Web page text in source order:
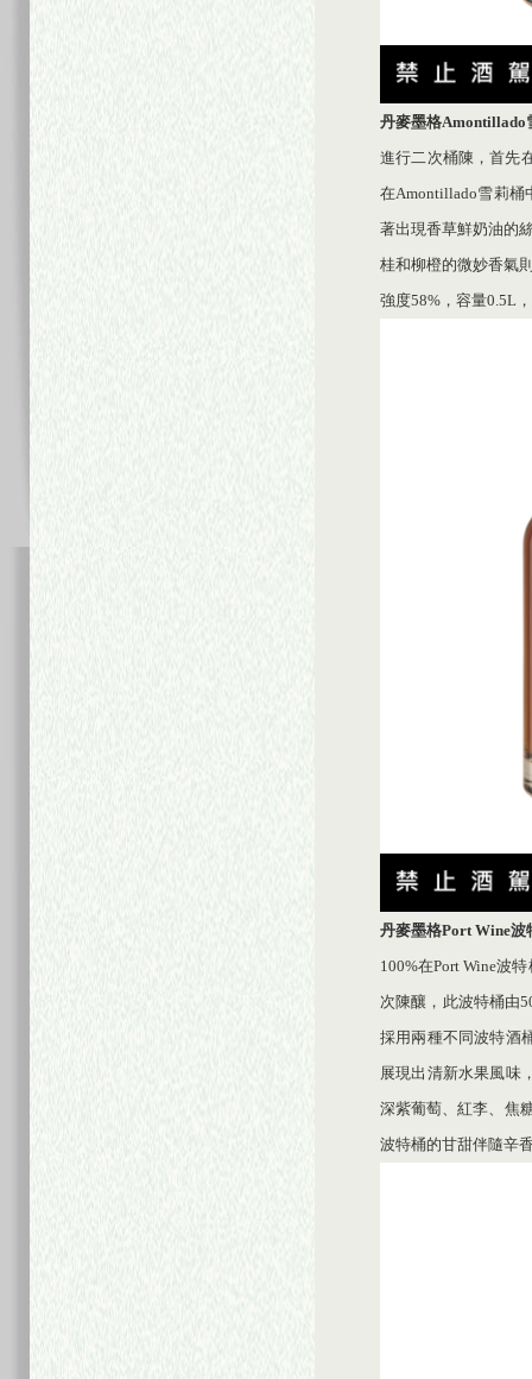
丹麥墨格Amontillado
進行二次桶陳，首先
在Amontillado雪莉桶
著出現香草鮮奶油的
桂和柳橙的微妙香氣
強度58%，容量0.5L
丹麥墨格Port Wine波
100%在Port Wine波
次陳釀，此波特桶由
採用兩種不同波特酒
展現出清新水果風味
深紫葡萄、紅李、焦
波特桶的甘甜伴隨辛